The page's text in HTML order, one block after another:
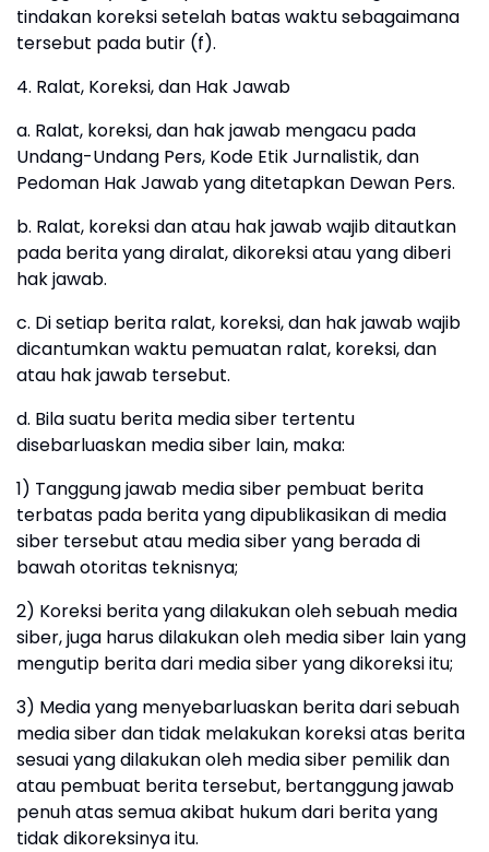
tindakan koreksi setelah batas waktu sebagaimana
tersebut pada butir (f).
4. Ralat, Koreksi, dan Hak Jawab
a. Ralat, koreksi, dan hak jawab mengacu pada
Undang-Undang Pers, Kode Etik Jurnalistik, dan
Pedoman Hak Jawab yang ditetapkan Dewan Pers.
b. Ralat, koreksi dan atau hak jawab wajib ditautkan
pada berita yang diralat, dikoreksi atau yang diberi
hak jawab.
c. Di setiap berita ralat, koreksi, dan hak jawab wajib
dicantumkan waktu pemuatan ralat, koreksi, dan
atau hak jawab tersebut.
d. Bila suatu berita media siber tertentu
disebarluaskan media siber lain, maka:
1) Tanggung jawab media siber pembuat berita
terbatas pada berita yang dipublikasikan di media
siber tersebut atau media siber yang berada di
bawah otoritas teknisnya;
2) Koreksi berita yang dilakukan oleh sebuah media
siber, juga harus dilakukan oleh media siber lain yang
mengutip berita dari media siber yang dikoreksi itu;
3) Media yang menyebarluaskan berita dari sebuah
media siber dan tidak melakukan koreksi atas berita
sesuai yang dilakukan oleh media siber pemilik dan
atau pembuat berita tersebut, bertanggung jawab
penuh atas semua akibat hukum dari berita yang
tidak dikoreksinya itu.